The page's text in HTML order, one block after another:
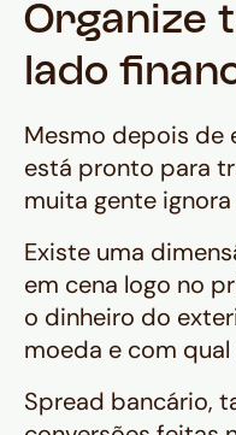
Organize
lado
Mesmo depois de
está pronto para
muita gente
Existe uma
em cena logo no
o dinheiro do
moeda e com
Spread bancário,